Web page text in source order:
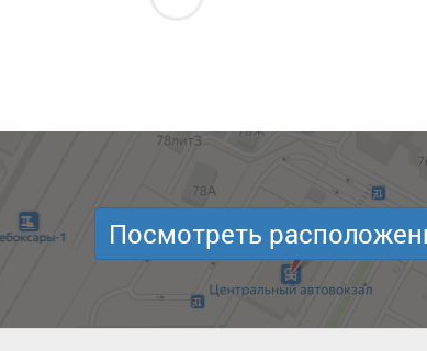
Посмотреть